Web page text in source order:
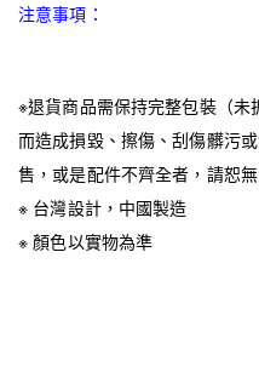
注意事項：
※退貨商品需保持完整包裝（
而造成損毀、擦傷、刮傷髒污
售，或是配件不齊全者，請恕無
※ 台灣設計，中國製造
※ 顏色以實物為準